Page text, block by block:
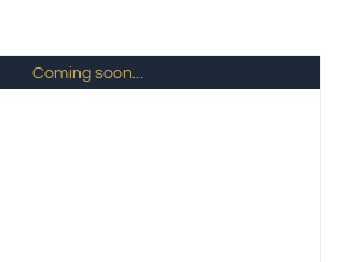
Coming soon...